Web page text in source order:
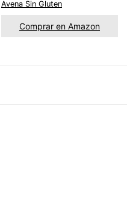
Avena Sin Gluten
Comprar en Amazon